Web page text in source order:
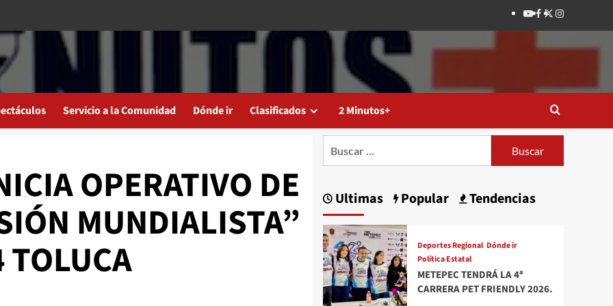
Youtube
Facebook
TwitterInstagram
Servicio a la Comunidad Dónde ir Clasificados 2 Minutos+
OPERATIVO DE
MUNDIALISTA”
TOLUCA
Ultimas Popular Tendencias
Deportes Regional Dónde ir
Política Estatal
METEPEC TENDRÁ LA 4ª
CARRERA PET FRIENDLY 2026.